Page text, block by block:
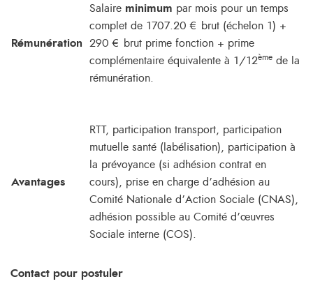
Rémunération
Salaire minimum par mois pour un temps
complet de 1707.20 € brut (échelon 1) +
290 € brut prime fonction + prime
complémentaire équivalente à 1/12ème de la
rémunération.
Avantages
RTT, participation transport, participation
mutuelle santé (labélisation), participation à
la prévoyance (si adhésion contrat en
cours), prise en charge d’adhésion au
Comité Nationale d’Action Sociale (CNAS),
adhésion possible au Comité d’œuvres
Sociale interne (COS).
Contact pour postuler